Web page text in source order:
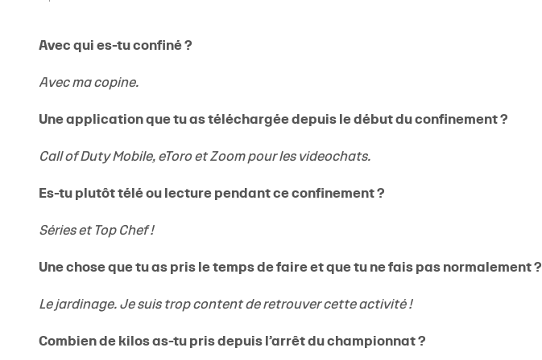
Avec qui es-tu confiné ?
Avec ma copine.
Une application que tu as téléchargée depuis le début du confinement ?
Call of Duty Mobile, eToro et Zoom pour les videochats.
Es-tu plutôt télé ou lecture pendant ce confinement ?
Séries et Top Chef !
Une chose que tu as pris le temps de faire et que tu ne fais pas normalement ?
Le jardinage. Je suis trop content de retrouver cette activité !
Combien de kilos as-tu pris depuis l’arrêt du championnat ?